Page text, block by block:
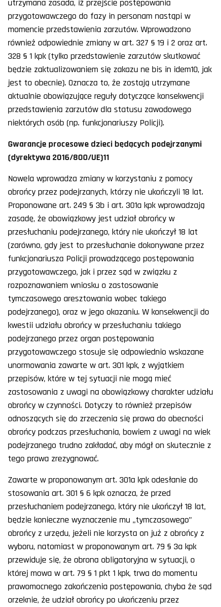
utrzymana zasada, iż przejście postępowania
przygotowawczego do fazy in personam nastąpi w
momencie przedstawienia zarzutów. Wprowadzono
również odpowiednie zmiany w art. 327 § 19 i 2 oraz art.
328 § 1 kpk (tylko przedstawienie zarzutów skutkować
będzie zaktualizowaniem się zakazu ne bis in idem10, jak
jest to obecnie). Oznacza to, że zostają utrzymane
aktualnie obowiązujące reguły dotyczące konsekwencji
przedstawienia zarzutów dla statusu zawodowego
niektórych osób (np. funkcjonariuszy Policji).
Gwarancje procesowe dzieci będących podejrzanymi
(dyrektywa 2016/800/UE)11
Nowela wprowadza zmiany w korzystaniu z pomocy
obrońcy przez podejrzanych, którzy nie ukończyli 18 lat.
Proponowane art. 249 § 3b i art. 301a kpk wprowadzają
zasadę, że obowiązkowy jest udział obrońcy w
przesłuchaniu podejrzanego, który nie ukończył 18 lat
(zarówno, gdy jest to przesłuchanie dokonywane przez
funkcjonariusza Policji prowadzącego postępowania
przygotowawczego, jak i przez sąd w związku z
rozpoznawaniem wniosku o zastosowanie
tymczasowego aresztowania wobec takiego
podejrzanego), oraz w jego okazaniu. W konsekwencji do
kwestii udziału obrońcy w przesłuchaniu takiego
podejrzanego przez organ postępowania
przygotowawczego stosuje się odpowiednio wskazane
unormowania zawarte w art. 301 kpk, z wyjątkiem
przepisów, które w tej sytuacji nie mogą mieć
zastosowania z uwagi na obowiązkowy charakter udziału
obrońcy w czynności. Dotyczy to również przepisów
odnoszących się do zrzeczenia się prawa do obecności
obrońcy podczas przesłuchania, bowiem z uwagi na wiek
podejrzanego trudno zakładać, aby mógł on skutecznie z
tego prawa zrezygnować.
Zawarte w proponowanym art. 301a kpk odesłanie do
stosowania art. 301 § 6 kpk oznacza, że przed
przesłuchaniem podejrzanego, który nie ukończył 18 lat,
będzie konieczne wyznaczenie mu „tymczasowego”
obrońcy z urzędu, jeżeli nie korzysta on już z obrońcy z
wyboru, natomiast w proponowanym art. 79 § 3a kpk
przewiduje się, że obrona obligatoryjna w sytuacji, o
której mowa w art. 79 § 1 pkt 1 kpk, trwa do momentu
prawomocnego zakończenia postępowania, chyba że sąd
orzeknie, że udział obrońcy po ukończeniu przez